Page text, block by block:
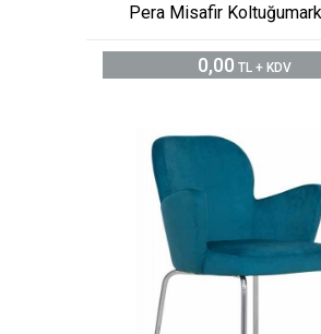
Pera Misafir
0,00 TL + KDV